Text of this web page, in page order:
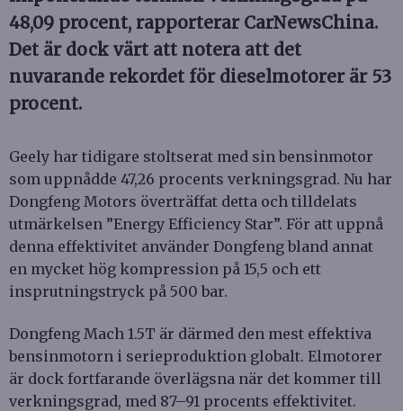
48,09 procent, rapporterar CarNewsChina.
Det är dock värt att notera att det
nuvarande rekordet för dieselmotorer är 53
procent.
Geely har tidigare stoltserat med sin bensinmotor
som uppnådde 47,26 procents verkningsgrad. Nu har
Dongfeng Motors överträffat detta och tilldelats
utmärkelsen ”Energy Efficiency Star”. För att uppnå
denna effektivitet använder Dongfeng bland annat
en mycket hög kompression på 15,5 och ett
insprutningstryck på 500 bar.
Dongfeng Mach 1.5T är därmed den mest effektiva
bensinmotorn i serieproduktion globalt. Elmotorer
är dock fortfarande överlägsna när det kommer till
verkningsgrad, med 87–91 procents effektivitet.